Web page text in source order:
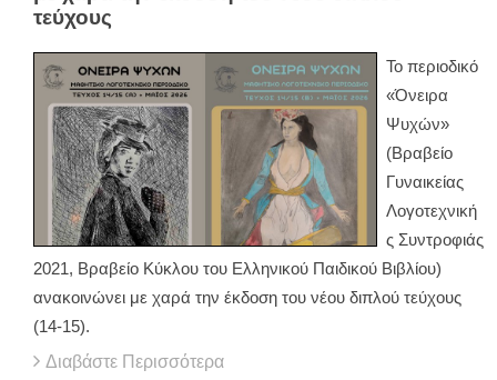
τεύχους
Το περιοδικό
«Όνειρα
Ψυχών»
(Βραβείο
Γυναικείας
Λογοτεχνική
ς Συντροφιάς
2021, Βραβείο Κύκλου του Ελληνικού Παιδικού Βιβλίου)
ανακοινώνει με χαρά την έκδοση του νέου διπλού τεύχους
(14-15).
Διαβάστε Περισσότερα